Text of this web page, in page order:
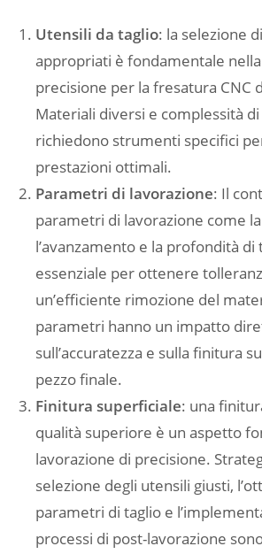
Utensili da taglio: la selezione
appropriati è fondamentale
precisione per la fresatura CNC
Materiali diversi e complessità
richiedono strumenti specifici
prestazioni ottimali.
Parametri di lavorazione: Il
parametri di lavorazione come
l’avanzamento e la profondità di
essenziale per ottenere
un’efficiente rimozione del
parametri hanno un impatto
sull’accuratezza e sulla finitura
pezzo finale.
Finitura superficiale: una
qualità superiore è un aspetto
lavorazione di precisione.
selezione degli utensili giusti,
parametri di taglio e
processi di post-lavorazione